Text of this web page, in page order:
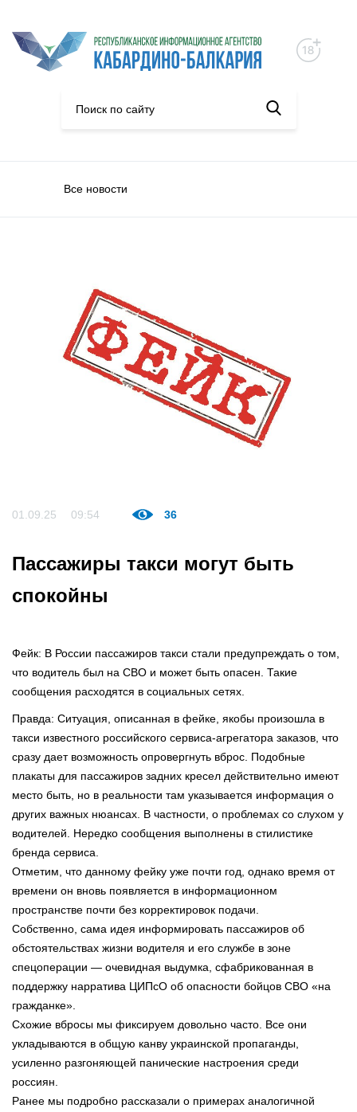
Все новости
01.09.25 09:54 36
Пассажиры такси могут быть
спокойны
Фейк: В России пассажиров такси стали предупреждать о том,
что водитель был на СВО и может быть опасен. Такие
сообщения расходятся в социальных сетях.
Правда: Ситуация, описанная в фейке, якобы произошла в
такси известного российского сервиса-агрегатора заказов, что
сразу дает возможность опровергнуть вброс. Подобные
плакаты для пассажиров задних кресел действительно имеют
место быть, но в реальности там указывается информация о
других важных нюансах. В частности, о проблемах со слухом у
водителей. Нередко сообщения выполнены в стилистике
бренда сервиса.
Отметим, что данному фейку уже почти год, однако время от
времени он вновь появляется в информационном
пространстве почти без корректировок подачи.
Собственно, сама идея информировать пассажиров об
обстоятельствах жизни водителя и его службе в зоне
спецоперации — очевидная выдумка, сфабрикованная в
поддержку нарратива ЦИПсО об опасности бойцов СВО «на
гражданке».
Схожие вбросы мы фиксируем довольно часто. Все они
укладываются в общую канву украинской пропаганды,
усиленно разгоняющей панические настроения среди
россиян.
Ранее мы подробно рассказали о примерах аналогичной